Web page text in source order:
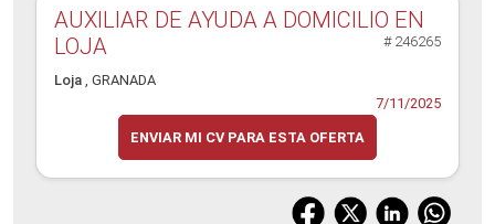
AUXILIAR DE AYUDA A DOMICILIO EN
LOJA
# 246265
Loja , GRANADA
7/11/2025
ENVIAR MI CV PARA ESTA OFERTA